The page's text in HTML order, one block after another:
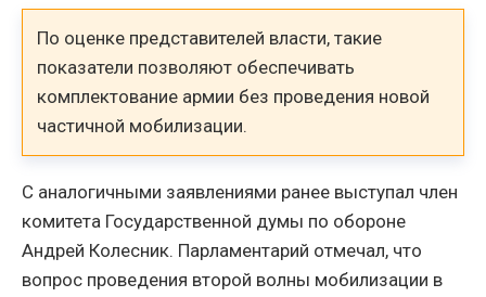
По оценке представителей власти, такие
показатели позволяют обеспечивать
комплектование армии без проведения новой
частичной мобилизации.
С аналогичными заявлениями ранее выступал член
комитета Государственной думы по обороне
Андрей Колесник. Парламентарий отмечал, что
вопрос проведения второй волны мобилизации в